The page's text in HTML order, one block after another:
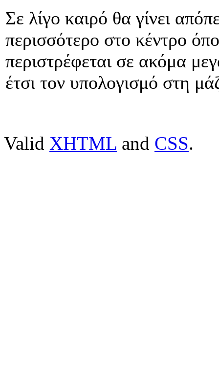
Σε λίγο καιρό θα γίνει
περισσότερο στο κέντρο
περιστρέφεται σε ακόμα
έτσι τον υπολογισμό στη
Valid XHTML and CSS.